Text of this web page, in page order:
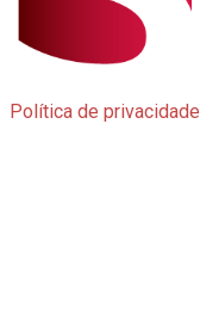
Política de privacidade